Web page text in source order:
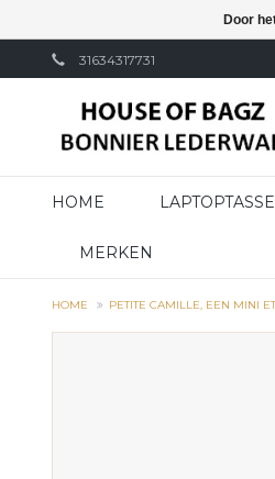
31634317731
HOME
MERKEN
HOME PETITE CAMILLE, EEN MINI
Door